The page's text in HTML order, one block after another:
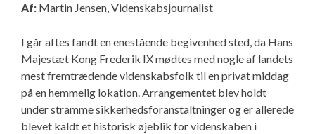
Af: Martin Jensen, Videnskabsjournalist
I går aftes fandt en enestående begivenhed sted, da Hans
Majestæt Kong Frederik IX mødtes med nogle af landets
mest fremtrædende videnskabsfolk til en privat middag
på en hemmelig lokation. Arrangementet blev holdt
under stramme sikkerhedsforanstaltninger og er allerede
blevet kaldt et historisk øjeblik for videnskaben i